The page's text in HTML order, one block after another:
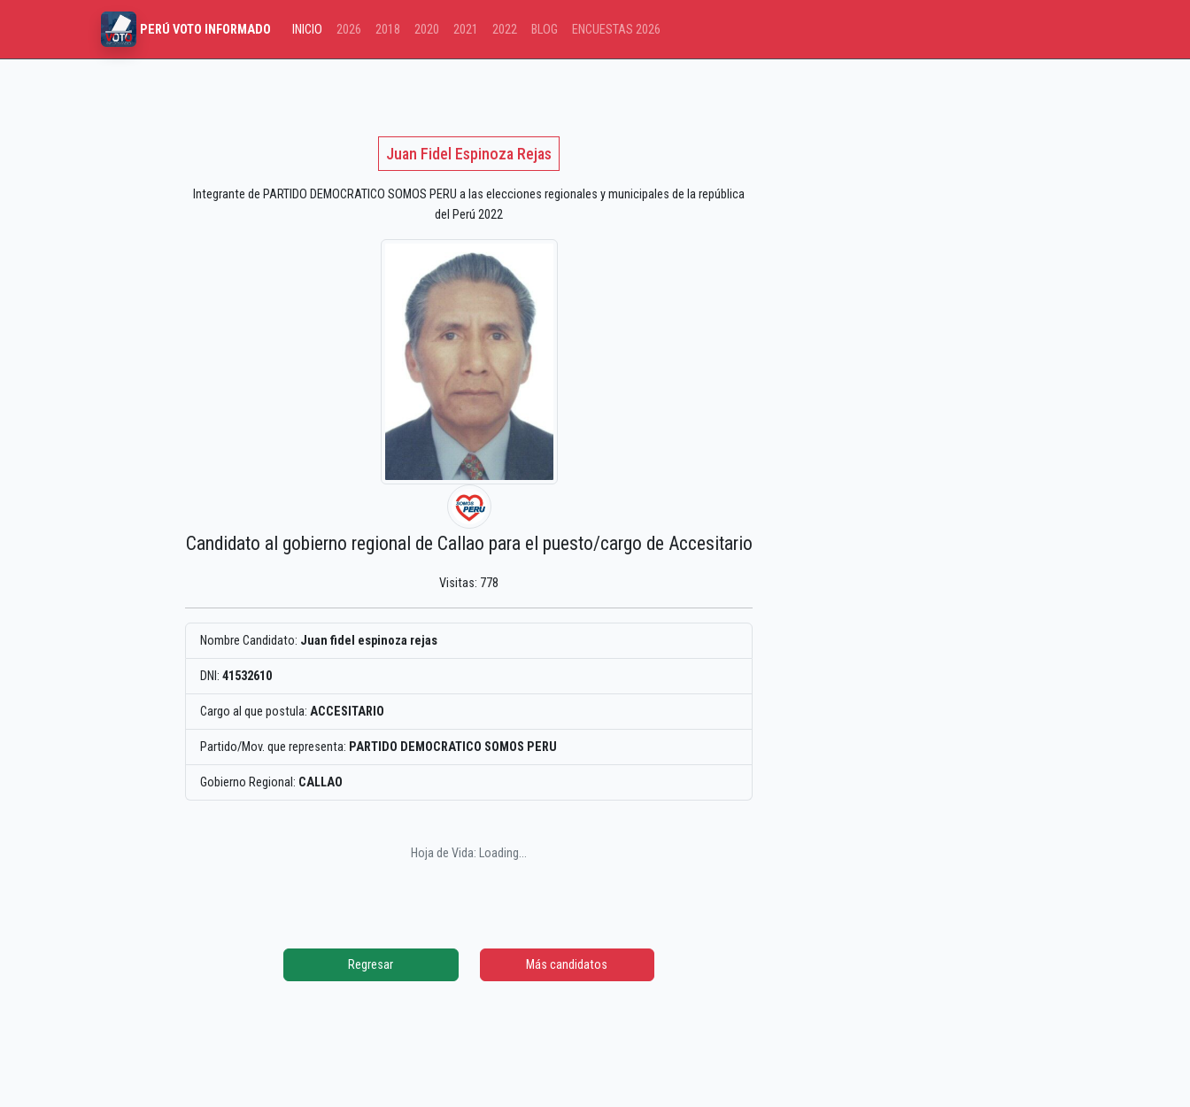
PERÚ VOTO INFORMADO INICIO 2026 2018 2020 2021 2022 BLOG ENCUESTAS 2026
Juan Fidel Espinoza Rejas
Integrante de PARTIDO DEMOCRATICO SOMOS PERU a las elecciones regionales y municipales de la república
del Perú 2022
Candidato al gobierno regional de Callao para el puesto/cargo de Accesitario
Visitas: 778
Nombre Candidato: Juan fidel espinoza rejas
DNI: 41532610
Cargo al que postula: ACCESITARIO
Partido/Mov. que representa: PARTIDO DEMOCRATICO SOMOS PERU
Gobierno Regional: CALLAO
Hoja de Vida: Loading...
Regresar Más candidatos